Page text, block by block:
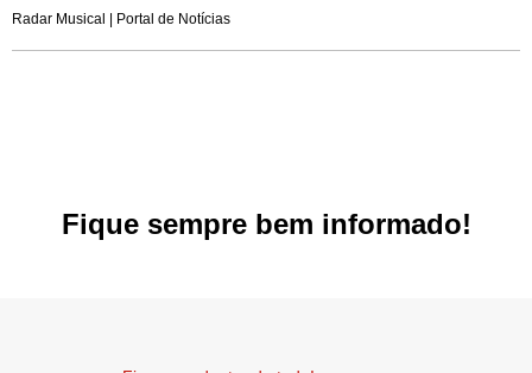
Radar Musical | Portal de Notícias
Fique sempre bem informado!